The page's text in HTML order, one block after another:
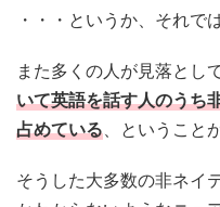
・・・というか、それで
また多くの人が見落とし
いて英語を話す人のうち
占めている、ということ
そうした大多数の非ネイ